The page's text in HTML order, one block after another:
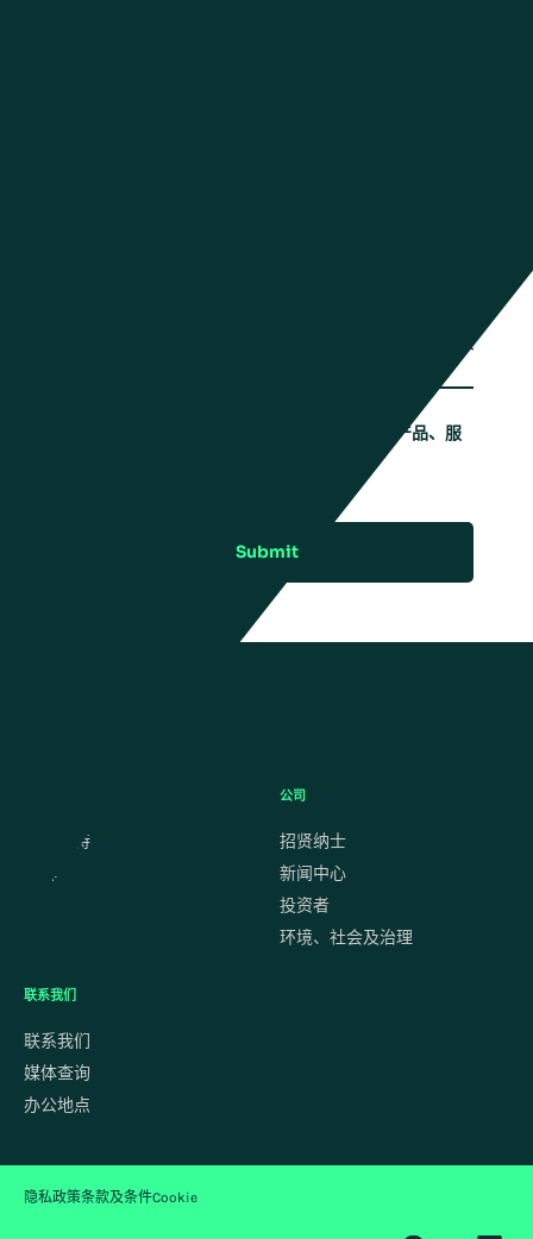
国家
我希望收到来自曼哈特的更多信息，包括产品、服
Submit
客户支持
见解
公司
招贤纳士
新闻中心
投资者
环境、社会及治理
联系我们
联系我们
媒体查询
办公地点
隐私政策条款及条件Cookie